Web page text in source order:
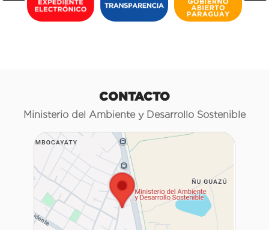
CONTACTO
Ministerio del Ambiente y Desarrollo Sostenible